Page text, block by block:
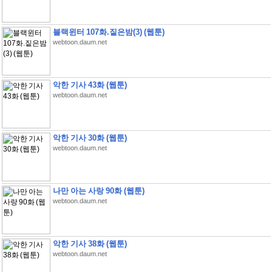
블랙윈터 107화.짙은밤(3) (웹툰)
webtoon.daum.net
악한 기사 43화 (웹툰)
webtoon.daum.net
악한 기사 30화 (웹툰)
webtoon.daum.net
나만 아는 사랑 90화 (웹툰)
webtoon.daum.net
악한 기사 38화 (웹툰)
webtoon.daum.net